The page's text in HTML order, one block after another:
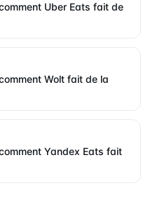
Uber Eats fait de
Wolt fait de la
Yandex Eats fait